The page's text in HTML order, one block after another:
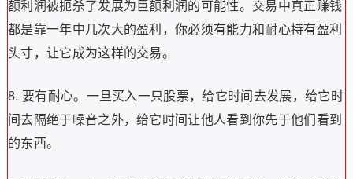
额利润被扼杀了发展为巨额利润的可能性。交易中真正赚钱
都是靠一年中几次大的盈利，你必须有能力和耐心持有盈利
头寸，让它成为这样的交易。
8. 要有耐心。一旦买入一只股票，给它时间去发展，给它时
间去隔绝于噪音之外，给它时间让他人看到你先于他们看到
的东西。